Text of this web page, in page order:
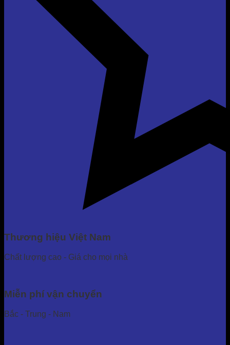
Thương hiệu Việt Nam
Chất lượng cao - Giá cho mọi nhà
Miễn phí vận chuyển
Bắc - Trung - Nam